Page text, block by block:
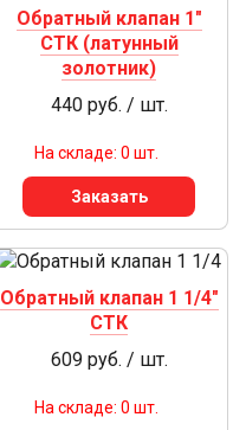
Обратный клапан 1"
СТК (латунный
золотник)
440 руб. / шт.
На складе: 0 шт.
Заказать
Обратный клапан 1 1/4"
СТК
609 руб. / шт.
На складе: 0 шт.